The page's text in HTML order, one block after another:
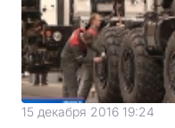
15 декабря 2016 19:24